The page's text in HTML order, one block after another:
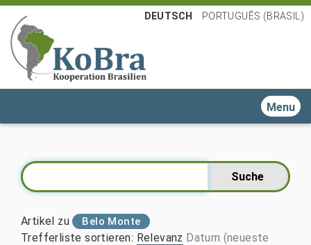
DEUTSCH PORTUGUÊS (BRASIL)
Toggle
Artikel zu Belo Monte
Trefferliste sortieren: Relevanz Datum (neueste